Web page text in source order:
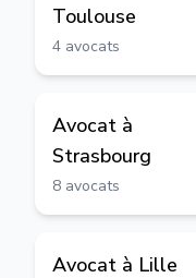
Toulouse
4 avocats
Avocat à
Strasbourg
8 avocats
Avocat à Lille